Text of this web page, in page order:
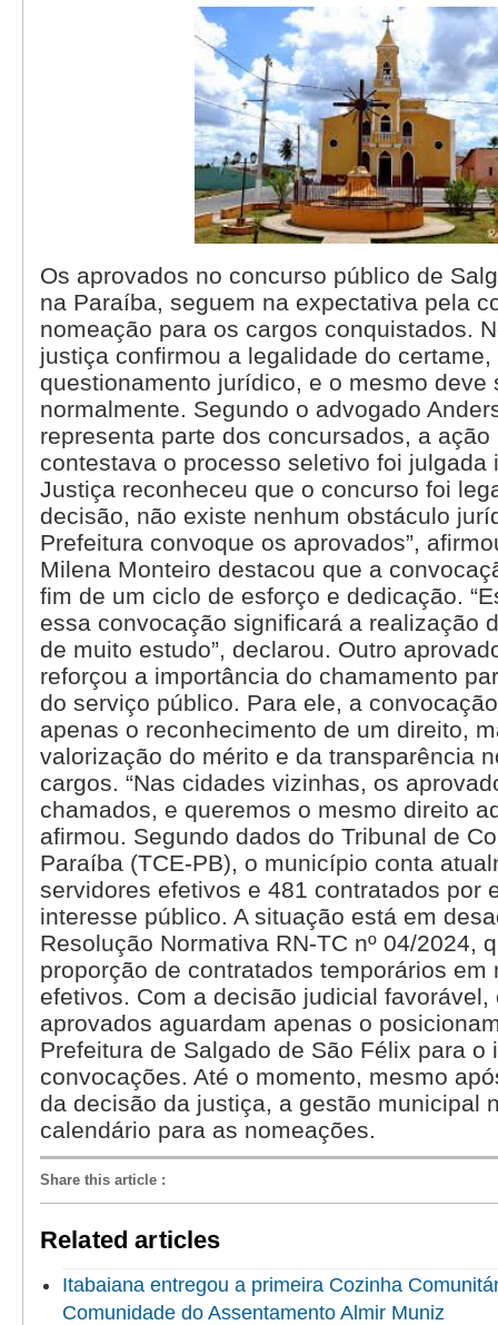
Os aprovados no concurso público de
na Paraíba, seguem na expectativa pela
nomeação para os cargos conquistados.
justiça confirmou a legalidade do
questionamento jurídico, e o mesmo deve
normalmente. Segundo o advogado
representa parte dos concursados, a ação
contestava o processo seletivo foi julgada
Justiça reconheceu que o concurso foi
decisão, não existe nenhum obstáculo
Prefeitura convoque os aprovados”,
Milena Monteiro destacou que a
fim de um ciclo de esforço e dedicação.
essa convocação significará a realização
de muito estudo”, declarou. Outro
reforçou a importância do chamamento
do serviço público. Para ele, a
apenas o reconhecimento de um direito,
valorização do mérito e da transparência
cargos. “Nas cidades vizinhas, os
chamados, e queremos o mesmo direito
afirmou. Segundo dados do Tribunal de
Paraíba (TCE-PB), o município conta
servidores efetivos e 481 contratados por
interesse público. A situação está em
Resolução Normativa RN-TC nº 04/2024,
proporção de contratados temporários em
efetivos. Com a decisão judicial favorável,
aprovados aguardam apenas o
Prefeitura de Salgado de São Félix para o
convocações. Até o momento, mesmo
da decisão da justiça, a gestão municipal
calendário para as nomeações.
Share this article :
Related articles
Itabaiana entregou a primeira Cozinha
Comunidade do Assentamento Almir Muniz